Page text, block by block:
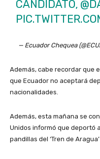
CANDIDATO,
— Ecuador Chequea
Además, cabe recordar que
que Ecuador no aceptará
nacionalidades.
Además, esta mañana se
Unidos informó que deportó
pandillas del ‘Tren de